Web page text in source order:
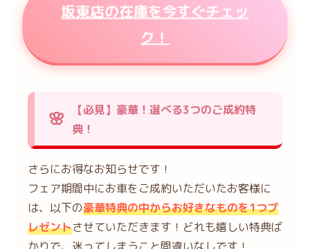
坂東店の在庫を今すぐチェッ
ク！
【必見】豪華！選べる3つのご成約特
典！
さらにお得なお知らせです！
フェア期間中にお車をご成約いただいたお客様に
は、以下の豪華特典の中からお好きなものを1つプ
レゼントさせていただきます！どれも嬉しい特典ば